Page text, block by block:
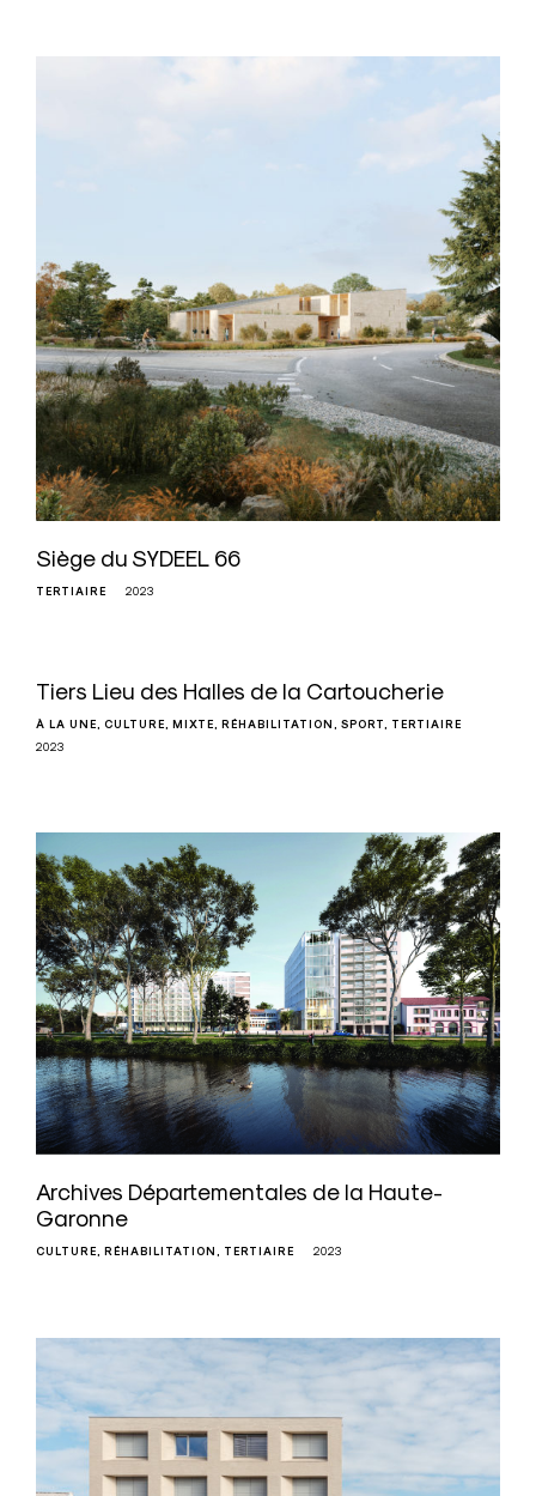
Siège du SYDEEL 66
TERTIAIRE 2023
Tiers Lieu des Halles de la Cartoucherie
À LA UNE CULTURE MIXTE RÉHABILITATION SPORT TERTIAIRE
2023
Archives Départementales de la Haute-
Garonne
CULTURE RÉHABILITATION TERTIAIRE 2023